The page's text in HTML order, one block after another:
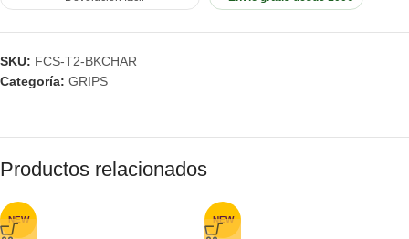
SKU: FCS-T2-BKCHAR
Categoría: GRIPS
Productos relacionados
NEW NEW